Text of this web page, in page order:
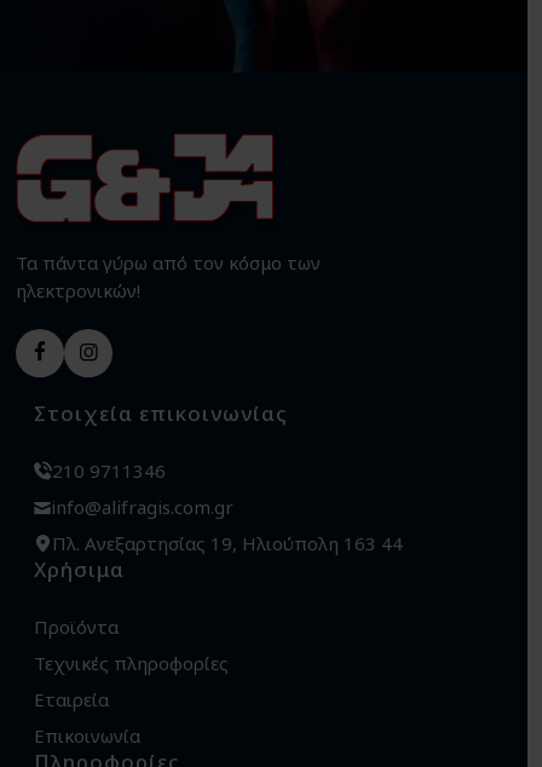
Τα πάντα γύρω από τον κόσμο των
ηλεκτρονικών!
Στοιχεία επικοινωνίας
210 9711346
info@alifragis.com.gr
Πλ. Ανεξαρτησίας 19, Ηλιούπολη 163 44
Χρήσιμα
Προϊόντα
Τεχνικές πληροφορίες
Εταιρεία
Επικοινωνία
Πληροφορίες